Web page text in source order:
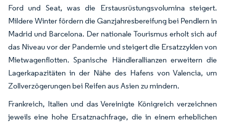
Ford und Seat, was die Erstausrüstungsvolumina steigert.
Mildere Winter fördern die Ganzjahresbereifung bei Pendlern in
Madrid und Barcelona. Der nationale Tourismus erholt sich auf
das Niveau vor der Pandemie und steigert die Ersatzzyklen von
Mietwagenflotten. Spanische Händlerallianzen erweitern die
Lagerkapazitäten in der Nähe des Hafens von Valencia, um
Zollverzögerungen bei Reifen aus Asien zu mindern.
Frankreich, Italien und das Vereinigte Königreich verzeichnen
jeweils eine hohe Ersatznachfrage, die in einem erheblichen